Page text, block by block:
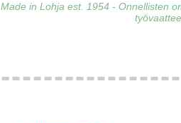
Made in Lohja est. 1954 - Onnellisten